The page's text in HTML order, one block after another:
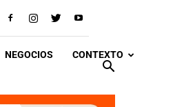
NEGOCIOS CONTEXTO